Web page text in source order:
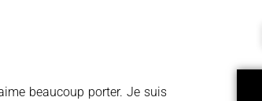
beaucoup porter. Je suis